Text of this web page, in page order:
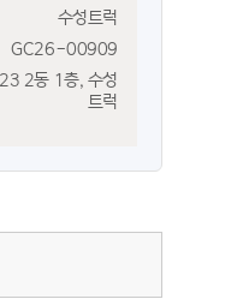
수성트럭
GC26-00909
2동 1층, 수성
트럭